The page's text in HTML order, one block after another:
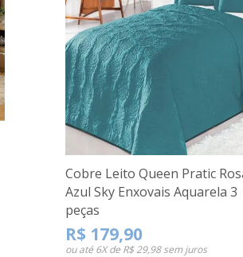
Cobre Leito Queen Pratic
Azul Sky Enxovais Aquarela 3
peças
R$ 179,90
ou até 6X de R$ 29,98sem juros